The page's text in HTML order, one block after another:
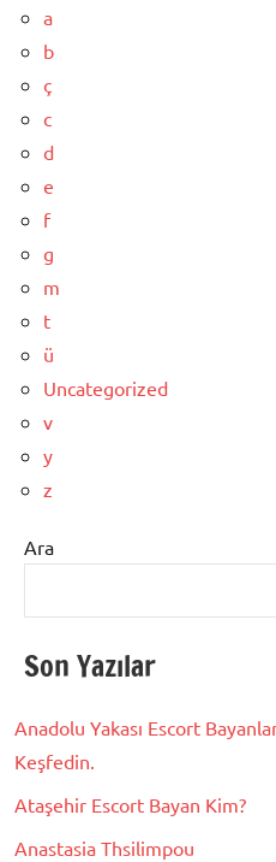
a
b
ç
c
d
e
f
g
m
t
ü
Uncategorized
v
y
z
Ara
Son Yazılar
Anadolu Yakası Escort
Keşfedin.
Ataşehir Escort Bayan Kim?
Anastasia Thsilimpou